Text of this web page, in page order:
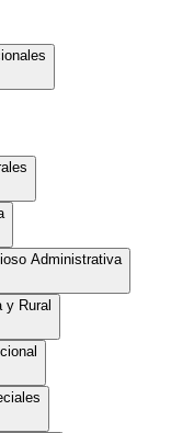
Administrativa
Rural